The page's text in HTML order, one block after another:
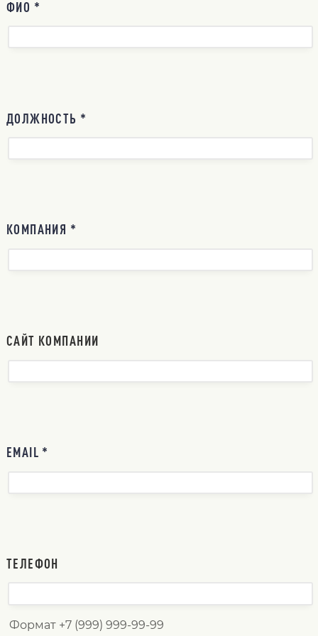
ФИО *
ДОЛЖНОСТЬ *
КОМПАНИЯ *
САЙТ КОМПАНИИ
EMAIL *
ТЕЛЕФОН
Формат +7 (999) 999-99-99